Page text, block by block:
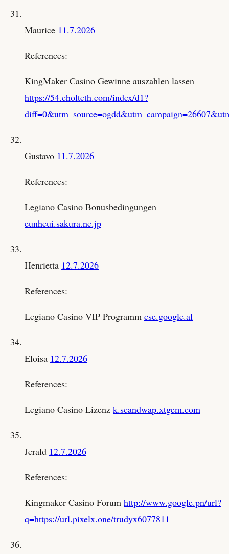
Maurice 11.7.2026
References:
KingMaker Casino Gewinne auszahlen lassen
https://54.cholteth.com/index/d1?
Gustavo 11.7.2026
References:
Legiano Casino Bonusbedingungen
eunheui.sakura.ne.jp
Henrietta 12.7.2026
References:
Legiano Casino VIP Programm cse.google.al
Eloisa 12.7.2026
References:
Legiano Casino Lizenz k.scandwap.xtgem.com
Jerald 12.7.2026
References:
Kingmaker Casino Forum http://www.google.pn/url?
q=https://url.pixelx.one/trudyx6077811